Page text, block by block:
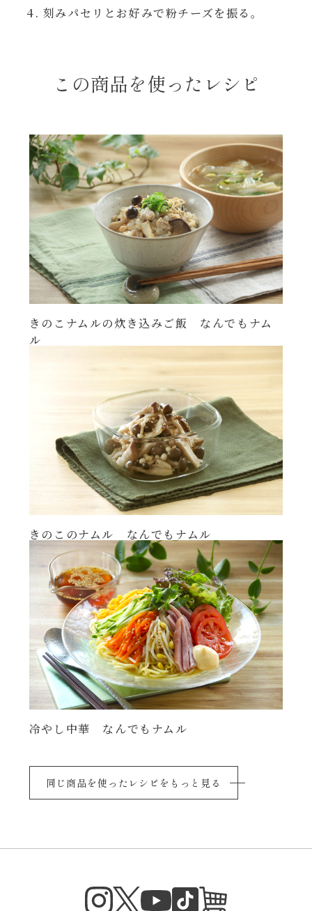
刻みパセリとお好みで粉チーズを振る。
この商品を使ったレシピ
きのこナムルの炊き込みご飯 なんでもナム
ル
きのこのナムル なんでもナムル
冷やし中華 なんでもナムル
同じ商品を使ったレシピをもっと見る
Instagram
TwitterYouTube
TikTok